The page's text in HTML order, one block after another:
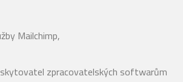
Mailchimp,
zpracovatelských softwarům